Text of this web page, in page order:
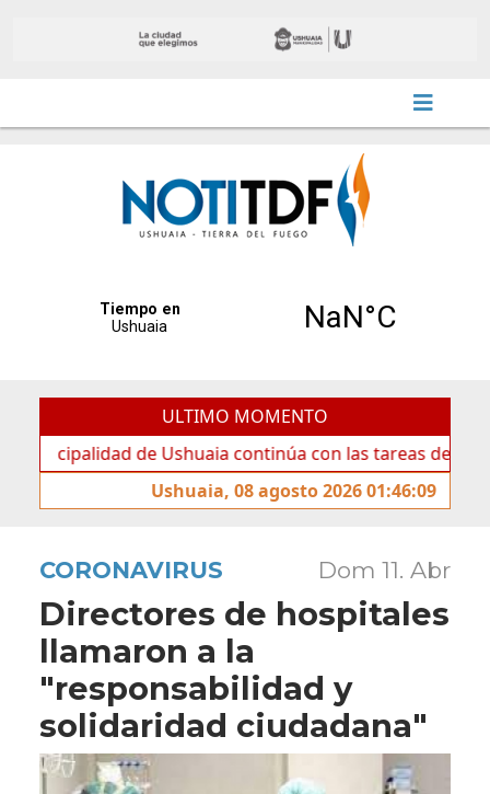
ULTIMO MOMENTO
de Ushuaia continúa con las tareas de
Ushuaia, 08 agosto 2026 01:46:09
CORONAVIRUS Dom 11. Abr
Directores de hospitales
llamaron a la
"responsabilidad y
solidaridad ciudadana"